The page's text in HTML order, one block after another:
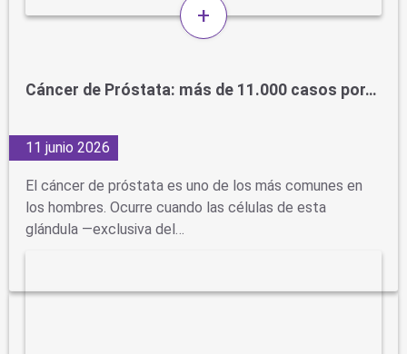
+
Cáncer de Próstata: más de 11.000 casos por…
11 junio 2026
El cáncer de próstata es uno de los más comunes en
los hombres. Ocurre cuando las células de esta
glándula —exclusiva del…